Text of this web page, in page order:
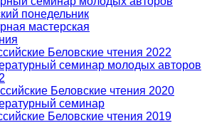
понедельник
мастерская
Беловские чтения 2022
семинар молодых авторов
Беловские чтения 2020
семинар
Беловские чтения 2019